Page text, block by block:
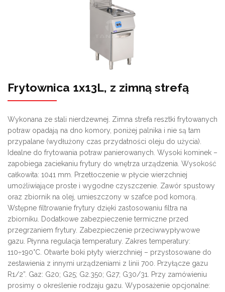
Frytownica 1x13L, z zimną strefą
Wykonana ze stali nierdzewnej. Zimna strefa resztki frytowanych
potraw opadają na dno komory, poniżej palnika i nie są tam
przypalane (wydłużony czas przydatności oleju do użycia).
Idealne do frytowania potraw panierowanych. Wysoki kominek –
zapobiega zaciekaniu frytury do wnętrza urządzenia. Wysokość
całkowita: 1041 mm. Przetłoczenie w płycie wierzchniej
umożliwiające proste i wygodne czyszczenie. Zawór spustowy
oraz zbiornik na olej, umieszczony w szafce pod komorą.
Wstępne filtrowanie frytury dzięki zastosowaniu filtra na
zbiorniku. Dodatkowe zabezpieczenie termiczne przed
przegrzaniem frytury. Zabezpieczenie przeciwwypływowe
gazu. Płynna regulacja temperatury. Zakres temperatury:
110÷190°C. Otwarte boki płyty wierzchniej – przystosowane do
zestawienia z innymi urządzeniami z linii 700. Przyłącze gazu
R1/2”. Gaz: G20; G25; G2.350; G27; G30/31. Przy zamówieniu
prosimy o określenie rodzaju gazu. Wyposażenie opcjonalne: